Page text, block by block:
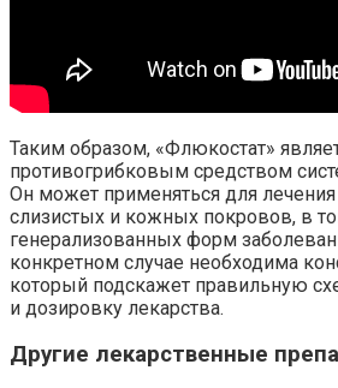
Таким образом, «Флюкостат»
противогрибковым средством
Он может применяться для
слизистых и кожных покровов, в
генерализованных форм
конкретном случае необходима
который подскажет правильную
и дозировку лекарства.
Другие лекарственные